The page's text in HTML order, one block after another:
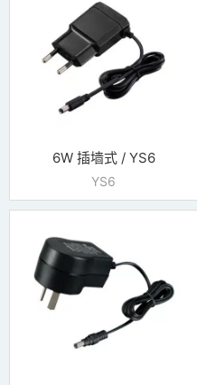
6W 插墙式 / YS6
YS6